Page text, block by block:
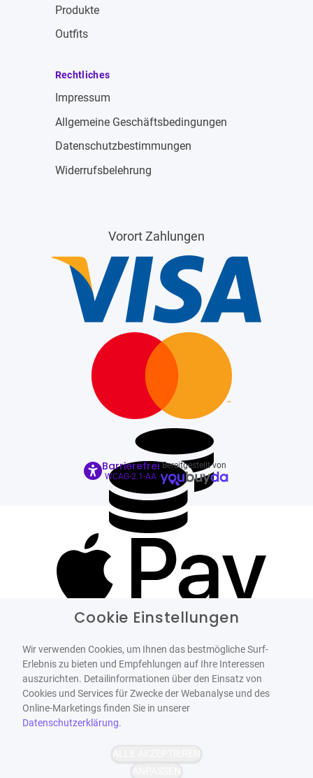
Produkte
Outfits
Rechtliches
Impressum
Allgemeine Geschäftsbedingungen
Datenschutzbestimmungen
Widerrufsbelehrung
Vorort Zahlungen
Barrierefrei
WCAG-2.1-AA
Bereitgestellt von
Cookie Einstellungen
Wir verwenden Cookies, um Ihnen das bestmögliche Surf-
Erlebnis zu bieten und Empfehlungen auf Ihre Interessen
auszurichten. Detailinformationen über den Einsatz von
Cookies und Services für Zwecke der Webanalyse und des
Online-Marketings finden Sie in unserer
Datenschutzerklärung.
ALLE AKZEPTIEREN
ANPASSEN